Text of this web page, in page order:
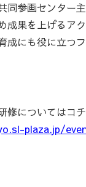
同参画センター
成果を上げるア
成にも役に立つ
修についてはコ
plaza.jp/